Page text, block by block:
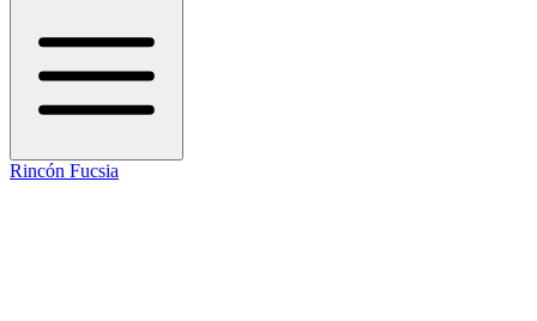
Rincón Fucsia